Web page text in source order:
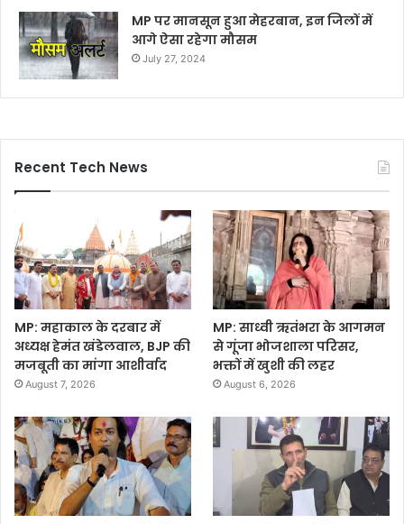
MP पर मानसून हुआ मेहरबान, इन जिलों में
आगे ऐसा रहेगा मौसम
July 27, 2024
Recent Tech News
MP: महाकाल के दरबार में
अध्यक्ष हेमंत खंडेलवाल, BJP की
मजबूती का मांगा आशीर्वाद
August 7, 2026
MP: साध्वी ऋतंभरा के आगमन
से गूंजा भोजशाला परिसर,
भक्तों में खुशी की लहर
August 6, 2026